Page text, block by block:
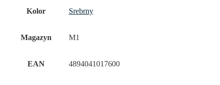
Kolor Srebrny
Magazyn M1
EAN 4894041017600